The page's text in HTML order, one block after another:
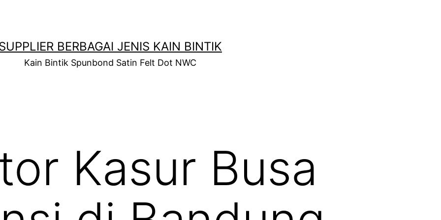
BERBAGAI JENIS KAIN BINTIK
Kain Bintik Spunbond Satin Felt Dot NWC
Kasur Busa